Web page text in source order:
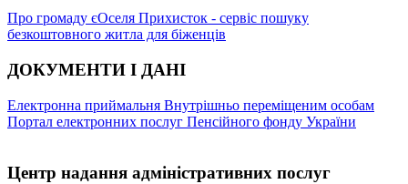
Про громаду єОселя Прихисток - сервіс пошуку
безкоштовного житла для біженців
ДОКУМЕНТИ І ДАНІ
Електронна приймальня Внутрішньо переміщеним особам
Портал електронних послуг Пенсійного фонду України
Центр надання адміністративних послуг